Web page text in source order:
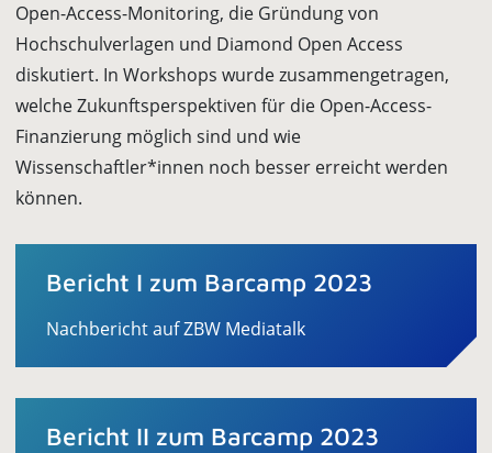
Open-Access-Monitoring, die Gründung von
Hochschulverlagen und Diamond Open Access
diskutiert. In Workshops wurde zusammengetragen,
welche Zukunftsperspektiven für die Open-Access-
Finanzierung möglich sind und wie
Wissenschaftler*innen noch besser erreicht werden
können.
Bericht I zum Barcamp 2023
Nachbericht auf ZBW Mediatalk
Bericht II zum Barcamp 2023